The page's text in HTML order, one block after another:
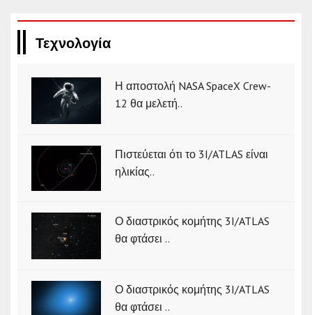
Τεχνολογία
Η αποστολή NASA SpaceX Crew-
12 θα μελετή..
Πιστεύεται ότι το 3I/ATLAS είναι
ηλικίας..
Ο διαστρικός κομήτης 3I/ATLAS
θα φτάσει ..
Ο διαστρικός κομήτης 3I/ATLAS
θα φτάσει ..